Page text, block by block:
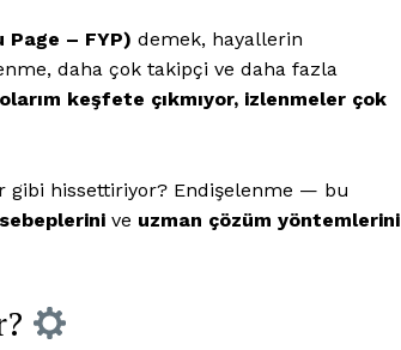
Page – FYP) demek, hayallerin
daha çok takipçi ve daha fazla
keşfete çıkmıyor, izlenmeler çok
gibi hissettiriyor? Endişelenme — bu
ve uzman çözüm yöntemlerini